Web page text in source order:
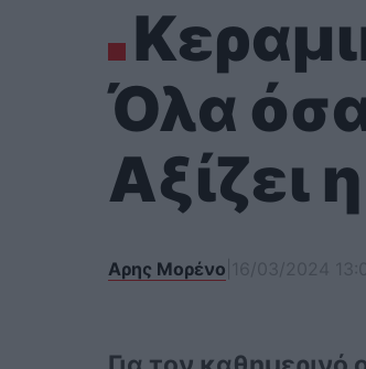
Όλα
Αξίζει
Αρης Μορένο